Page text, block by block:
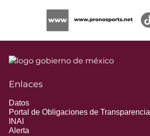
Enlaces
Datos
Portal de Obligaciones de Transparencia
INAI
Alerta